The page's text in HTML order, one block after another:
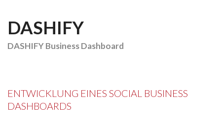
DASHIFY
DASHIFY Business Dashboard
ENTWICKLUNG EINES SOCIAL BUSINESS
DASHBOARDS